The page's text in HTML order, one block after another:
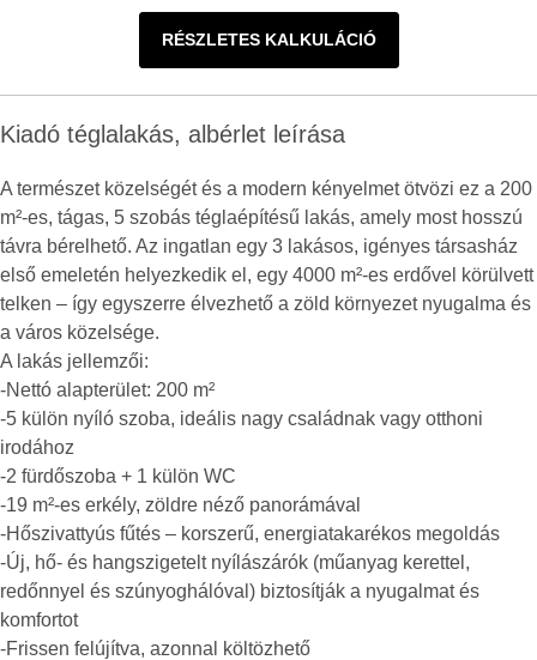
RÉSZLETES KALKULÁCIÓ
Kiadó téglalakás, albérlet leírása
A természet közelségét és a modern kényelmet ötvözi ez a 200
m²-es, tágas, 5 szobás téglaépítésű lakás, amely most hosszú
távra bérelhető. Az ingatlan egy 3 lakásos, igényes társasház
első emeletén helyezkedik el, egy 4000 m²-es erdővel körülvett
telken – így egyszerre élvezhető a zöld környezet nyugalma és
a város közelsége.
A lakás jellemzői:
-Nettó alapterület: 200 m²
-5 külön nyíló szoba, ideális nagy családnak vagy otthoni
irodához
-2 fürdőszoba + 1 külön WC
-19 m²-es erkély, zöldre néző panorámával
-Hőszivattyús fűtés – korszerű, energiatakarékos megoldás
-Új, hő- és hangszigetelt nyílászárók (műanyag kerettel,
redőnnyel és szúnyoghálóval) biztosítják a nyugalmat és
komfortot
-Frissen felújítva, azonnal költözhető